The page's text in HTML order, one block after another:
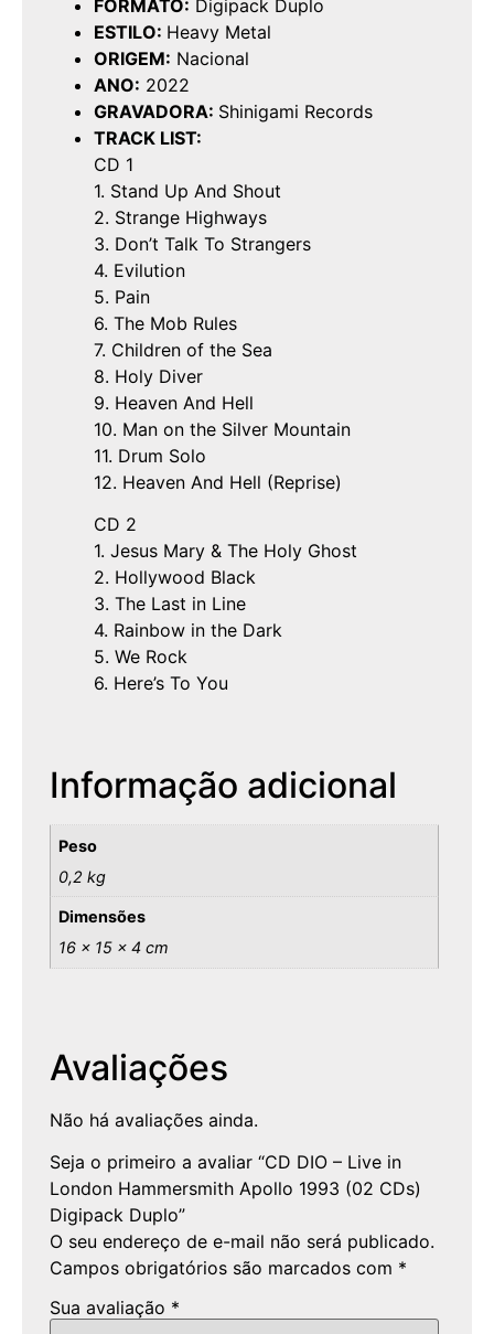
FORMATO: Digipack Duplo
ESTILO: Heavy Metal
ORIGEM: Nacional
ANO: 2022
GRAVADORA: Shinigami Records
TRACK LIST:
CD 1
1. Stand Up And Shout
2. Strange Highways
3. Don’t Talk To Strangers
4. Evilution
5. Pain
6. The Mob Rules
7. Children of the Sea
8. Holy Diver
9. Heaven And Hell
10. Man on the Silver Mountain
11. Drum Solo
12. Heaven And Hell (Reprise)
CD 2
1. Jesus Mary & The Holy Ghost
2. Hollywood Black
3. The Last in Line
4. Rainbow in the Dark
5. We Rock
6. Here’s To You
Informação adicional
Peso
0,2 kg
Dimensões
16 × 15 × 4 cm
Avaliações
Não há avaliações ainda.
Seja o primeiro a avaliar “CD DIO – Live in
London Hammersmith Apollo 1993 (02 CDs)
Digipack Duplo”
O seu endereço de e-mail não será publicado.
Campos obrigatórios são marcados com *
Sua avaliação *